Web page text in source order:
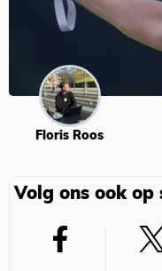
Floris Roos
Volg ons ook op